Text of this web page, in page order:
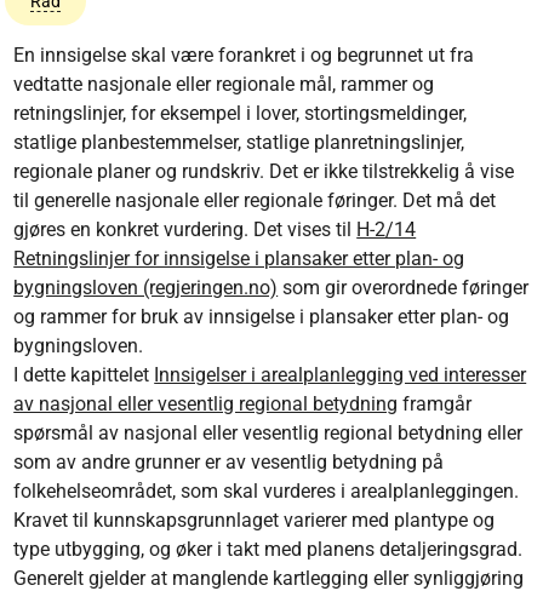
En innsigelse skal være forankret i og begrunnet ut fra
vedtatte nasjonale eller regionale mål, rammer og
retningslinjer, for eksempel i lover, stortingsmeldinger,
statlige planbestemmelser, statlige planretningslinjer,
regionale planer og rundskriv. Det er ikke tilstrekkelig å vise
til generelle nasjonale eller regionale føringer. Det må det
gjøres en konkret vurdering. Det vises til H-2/14
Retningslinjer for innsigelse i plansaker etter plan- og
bygningsloven (regjeringen.no) som gir overordnede føringer
og rammer for bruk av innsigelse i plansaker etter plan- og
bygningsloven.
I dette kapittelet Innsigelser i arealplanlegging ved interesser
av nasjonal eller vesentlig regional betydning framgår
spørsmål av nasjonal eller vesentlig regional betydning eller
som av andre grunner er av vesentlig betydning på
folkehelseområdet, som skal vurderes i arealplanleggingen.
Kravet til kunnskapsgrunnlaget varierer med plantype og
type utbygging, og øker i takt med planens detaljeringsgrad.
Generelt gjelder at manglende kartlegging eller synliggjøring